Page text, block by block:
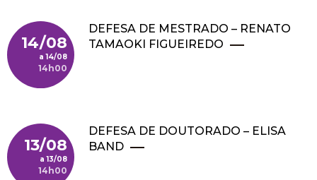
14/08
14/08
14h00
DEFESA DE MESTRADO – RENATO
TAMAOKI FIGUEIREDO
13/08
13/08
14h00
DEFESA DE DOUTORADO – ELISA
BAND